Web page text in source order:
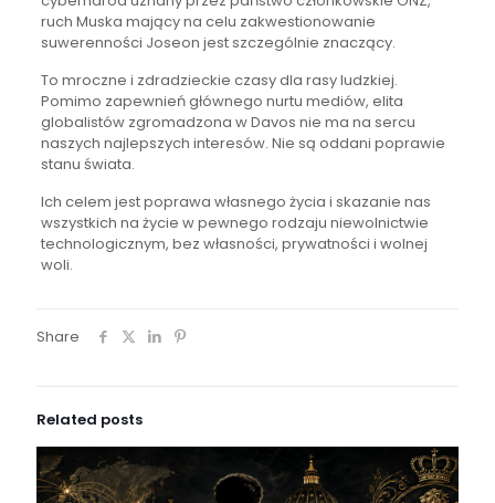
ruch Muska mający na celu zakwestionowanie
suwerenności Joseon jest szczególnie znaczący.
To mroczne i zdradzieckie czasy dla rasy ludzkiej.
Pomimo zapewnień głównego nurtu mediów, elita
globalistów zgromadzona w Davos nie ma na sercu
naszych najlepszych interesów. Nie są oddani poprawie
stanu świata.
Ich celem jest poprawa własnego życia i skazanie nas
wszystkich na życie w pewnego rodzaju niewolnictwie
technologicznym, bez własności, prywatności i wolnej
woli.
Share
Related posts